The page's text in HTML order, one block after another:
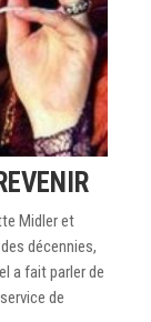
Midler et
décennies,
a fait parler de
de